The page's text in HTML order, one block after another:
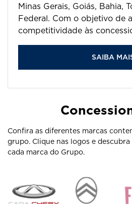
Minas Gerais, Goiás, Bahia,
Federal. Com o objetivo de
competitividade às
SAIBA
Confira as diferentes marcas
grupo. Clique nas logos e
cada marca do Grupo.